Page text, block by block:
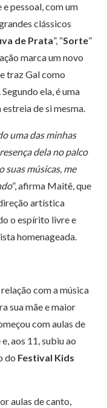
pessoal, com um
clássicos
de Prata”, “Sorte”
marca um novo
traz Gal como
ela, é uma
de si mesma.
uma das minhas
dela no palco
suas músicas, me
”, afirma Maitê, que
artística
o espírito livre e
homenageada.
com a música
sua mãe e maior
com aulas de
aos 11, subiu ao
do Festival Kids
aulas de canto,